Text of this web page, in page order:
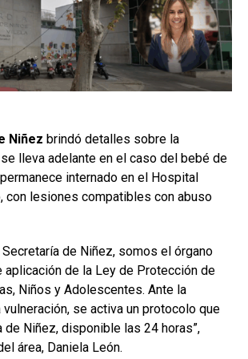
Niñez brindó detalles sobre la
lleva adelante en el caso del bebé de
internado en el Hospital
con lesiones compatibles con abuso
de Niñez, somos el órgano
aplicación de la Ley de Protección de
Niños y Adolescentes. Ante la
se activa un protocolo que
de Niñez, disponible las 24 horas”,
área, Daniela León.